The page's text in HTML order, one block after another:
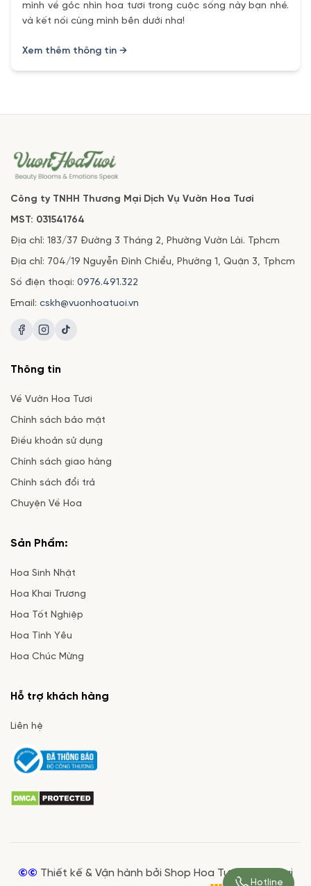
mình về góc nhìn hoa tươi trong cuộc sống này bạn nhé.
và kết nối cùng mình bên dưới nha!
Xem thêm thông tin →
Công ty TNHH Thương Mại Dịch Vụ Vườn Hoa Tươi
MST: 031541764
Địa chỉ: 183/37 Đường 3 Tháng 2, Phường Vườn Lài. Tphcm
Địa chỉ: 704/19 Nguyễn Đình Chiểu, Phường 1, Quận 3, Tphcm
Số điện thoại: 0976.491.322
Email: cskh@vuonhoatuoi.vn
Thông tin
Về Vườn Hoa Tươi
Chính sách bảo mật
Điều khoản sử dụng
Chính sách giao hàng
Chính sách đổi trả
Chuyện Về Hoa
Sản Phẩm:
Hoa Sinh Nhật
Hoa Khai Trương
Hoa Tốt Nghiệp
Hoa Tình Yêu
Hoa Chúc Mừng
Hỗ trợ khách hàng
Liên hệ
©© Thiết kế & Vận hành bởi Shop Hoa Tươi Giá Rẻ tại
Hotline